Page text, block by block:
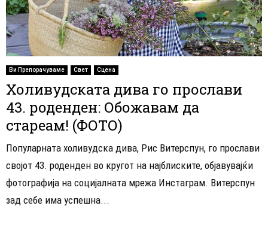
Ви Препорачуваме Свет Сцена
Холивудската дива го прослави
43. роденден: Обожавам да
стареам! (ФОТО)
Популарната холивудска дива, Рис Витерспун, го прослави
својот 43. роденден во кругот на најблиските, објавувајќи
фотографија на социјалната мрежа Инстаграм. Витерспун
зад себе има успешна...